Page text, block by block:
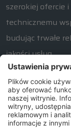
szerokiej ofercie
technicznemu
budując trwałe
jakości usług.
W razie
prosimy o
godzinach 7:30 –